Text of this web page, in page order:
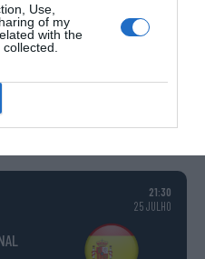
Use,
of my
with the
CUP
ALEMANHA SUÍÇA
AS COMPETIÇÕES
INTERNACIONAIS
21:30
25 JULHO